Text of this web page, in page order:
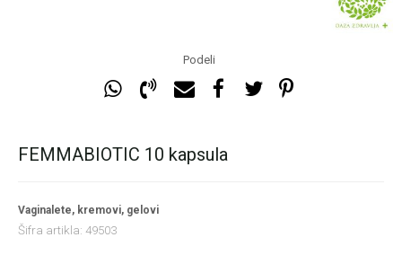
Podeli
FEMMABIOTIC 10 kapsula
Vaginalete, kremovi, gelovi
Šifra artikla: 49503